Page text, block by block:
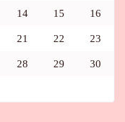
14 15 16
21 22 23
28 29 30